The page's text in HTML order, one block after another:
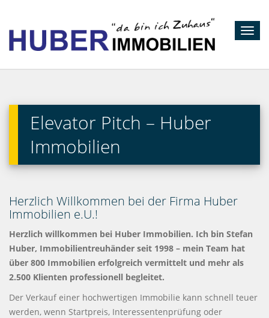
Elevator Pitch – Huber
Immobilien
Herzlich Willkommen bei der Firma Huber
Immobilien e.U.!
Herzlich willkommen bei Huber Immobilien. Ich bin Stefan
Huber, Immobilientreuhänder seit 1998 – mein Team hat
über 800 Immobilien erfolgreich vermittelt und mehr als
2.500 Klienten professionell begleitet.
Der Verkauf einer hochwertigen Immobilie kann schnell teuer
werden, wenn Startpreis, Interessentenprüfung oder